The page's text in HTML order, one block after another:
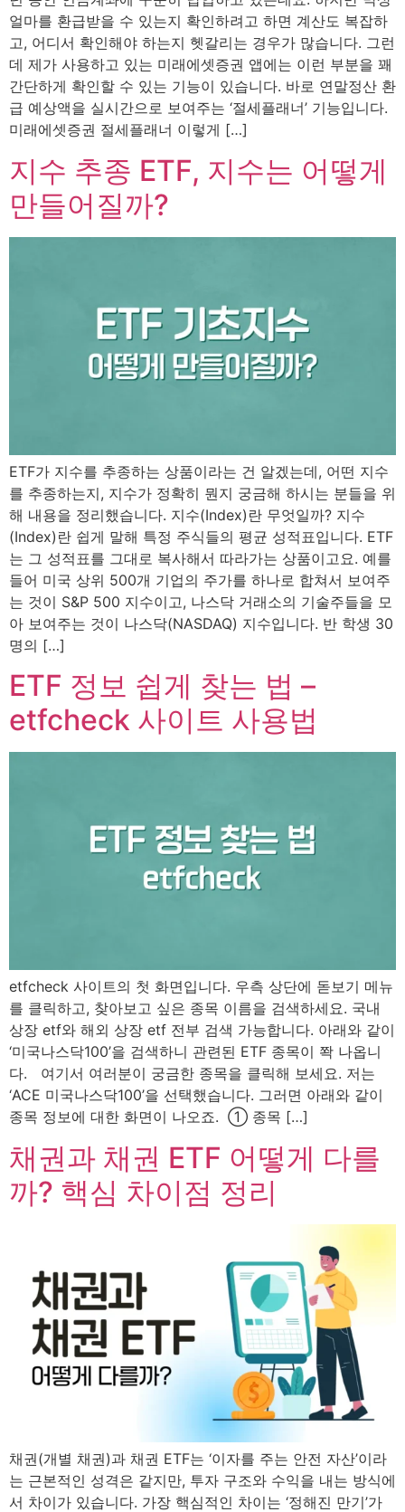
얼마를 환급받을 수 있는지 확인하려고 하면 계산도 복잡하
고, 어디서 확인해야 하는지 헷갈리는 경우가 많습니다. 그런
데 제가 사용하고 있는 미래에셋증권 앱에는 이런 부분을 꽤
간단하게 확인할 수 있는 기능이 있습니다. 바로 연말정산 환
급 예상액을 실시간으로 보여주는 ‘절세플래너’ 기능입니다.
미래에셋증권 절세플래너 이렇게 […]
지수 추종 ETF, 지수는 어떻게
만들어질까?
ETF가 지수를 추종하는 상품이라는 건 알겠는데, 어떤 지수
를 추종하는지, 지수가 정확히 뭔지 궁금해 하시는 분들을 위
해 내용을 정리했습니다. 지수(Index)란 무엇일까? 지수
(Index)란 쉽게 말해 특정 주식들의 평균 성적표입니다. ETF
는 그 성적표를 그대로 복사해서 따라가는 상품이고요. 예를
들어 미국 상위 500개 기업의 주가를 하나로 합쳐서 보여주
는 것이 S&P 500 지수이고, 나스닥 거래소의 기술주들을 모
아 보여주는 것이 나스닥(NASDAQ) 지수입니다. 반 학생 30
명의 […]
ETF 정보 쉽게 찾는 법 –
etfcheck 사이트 사용법
etfcheck 사이트의 첫 화면입니다. 우측 상단에 돋보기 메뉴
를 클릭하고, 찾아보고 싶은 종목 이름을 검색하세요.​ 국내
상장 etf와 해외 상장 etf 전부 검색 가능합니다.​​ 아래와 같이
‘미국나스닥100’을 검색하니 관련된 ETF 종목이 쫙 나옵니
다.​ ​ ​ 여기서 여러분이 궁금한 종목을 클릭해 보세요.​ 저는
‘ACE 미국나스닥100’을 선택했습니다.​ 그러면 아래와 같이
종목 정보에 대한 화면이 나오죠. ​ ① 종목 […]
채권과 채권 ETF 어떻게 다를
까? 핵심 차이점 정리
채권(개별 채권)과 채권 ETF는 ‘이자를 주는 안전 자산’이라
는 근본적인 성격은 같지만, 투자 구조와 수익을 내는 방식에
서 차이가 있습니다. 가장 핵심적인 차이는 ‘정해진 만기’가